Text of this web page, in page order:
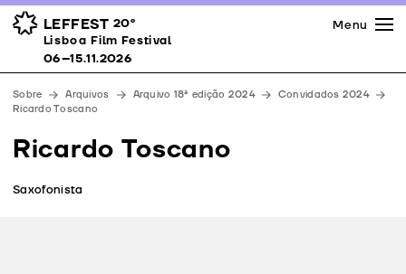
LEFFEST 20º
Lisboa Film Festival 06–15.11.2026
Prémios
Espaços
Apoios
Equipa
Downloads
Contactos
Menu
Lisboa Film Festival
06–15.11.2026
Sobre Arquivos Arquivo 18ª edição 2024
Convidados 2024
Ricardo Toscano
Ricardo Toscano
Saxofonista